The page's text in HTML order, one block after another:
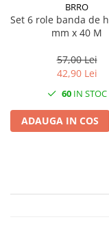
BRRO
Set 6 role banda de
mm x 40 M
57,00 Lei
42,90 Lei
60IN STOC
ADAUGA IN COS